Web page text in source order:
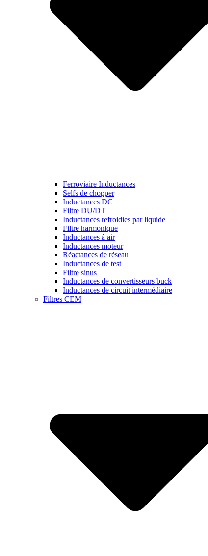
Ferroviaire Inductances
Selfs de chopper
Inductances DC
Filtre DU/DT
Inductances refroidies par liquide
Filtre harmonique
Inductances à air
Inductances moteur
Réactances de réseau
Inductances de test
Filtre sinus
Inductances de convertisseurs buck
Inductances de circuit intermédiaire
Filtres CEM